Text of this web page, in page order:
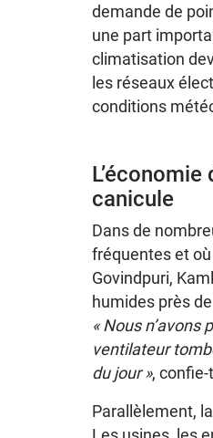
demande de
une part
climatisation
les réseaux
conditions
canicule
Dans de
fréquentes et
Govindpuri,
humides près
« Nous
ventilateur
du jour », confie-
Parallèlement,